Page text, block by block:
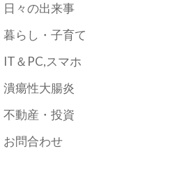
日々の出来事
暮らし・子育て
IT＆PC,スマホ
潰瘍性大腸炎
不動産・投資
お問合わせ